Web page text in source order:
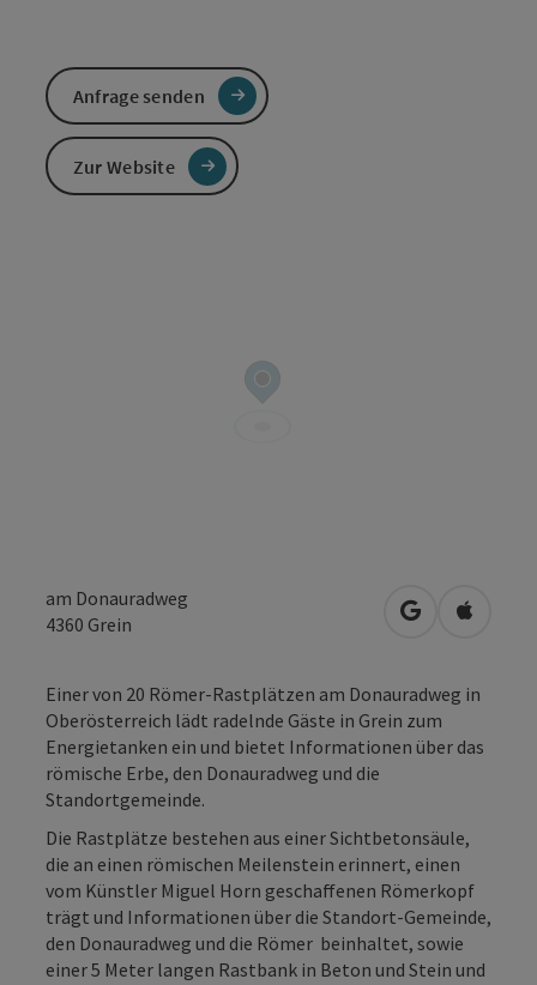
am Donauradweg
4360 Grein in Google
in
​Einer von 20 Römer-Rastplätzen am Donauradweg in
Oberösterreich lädt radelnde Gäste in Grein zum
Energietanken ein und bietet Informationen über das
römische Erbe, den Donauradweg und die
Standortgemeinde.
​Die Rastplätze bestehen aus einer Sichtbetonsäule,
die an einen römischen Meilenstein erinnert, einen
vom Künstler Miguel Horn geschaffenen Römerkopf
trägt und Informationen über die Standort-Gemeinde,
den Donauradweg und die Römer beinhaltet, sowie
einer 5 Meter langen Rastbank in Beton und Stein und
Anfrage senden
Zur Website